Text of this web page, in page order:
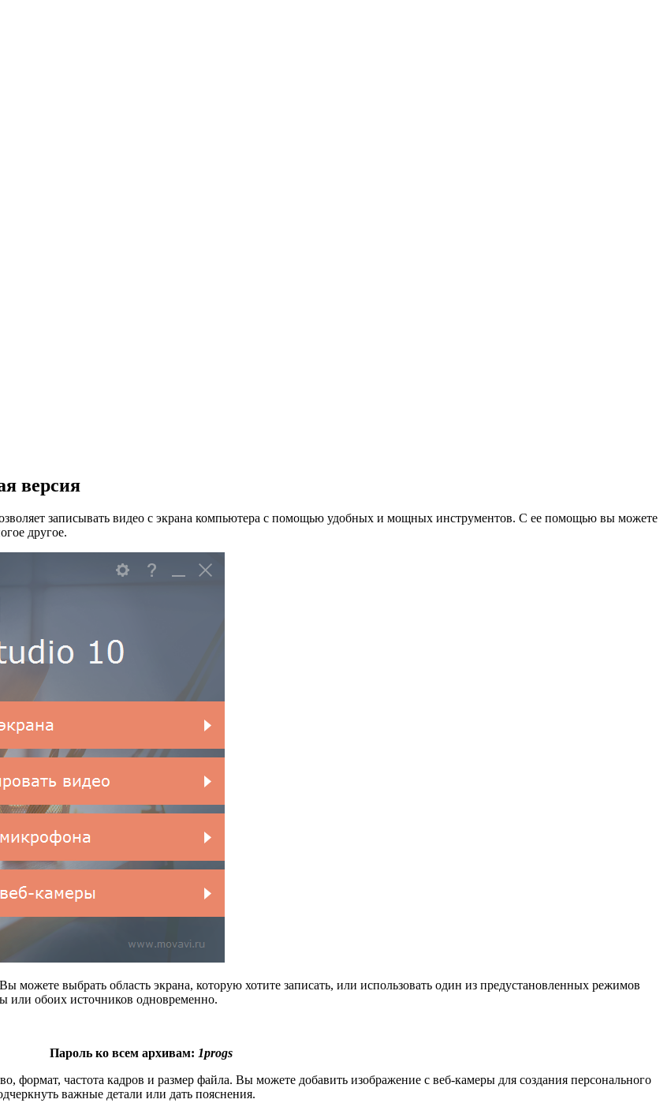
версия
записывать видео с экрана компьютера с помощью удобных и мощных инструментов. С ее помощью вы можете
другое.
выбрать область экрана, которую хотите записать, или использовать один из предустановленных режимов
или обоих источников одновременно.
Пароль ко всем архивам: 1progs
формат, частота кадров и размер файла. Вы можете добавить изображение с веб-камеры для создания персонального
важные детали или дать пояснения.